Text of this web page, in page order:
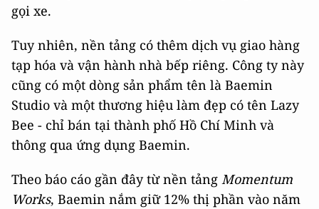
gọi xe.
Tuy nhiên, nền tảng có thêm dịch vụ giao hàng
tạp hóa và vận hành nhà bếp riêng. Công ty này
cũng có một dòng sản phẩm tên là Baemin
Studio và một thương hiệu làm đẹp có tên Lazy
Bee - chỉ bán tại thành phố Hồ Chí Minh và
thông qua ứng dụng Baemin.
Theo báo cáo gần đây từ nền tảng Momentum
Works, Baemin nắm giữ 12% thị phần vào năm